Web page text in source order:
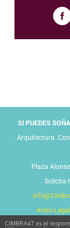
SI PUEDES
.Arquitectura
Plaza
Solicita
Aviso Legal
CIMBRA47 es el